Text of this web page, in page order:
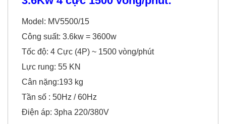
Model: MV5500/15
Công suất: 3.6kw = 3600w
Tốc độ: 4 Cực (4P) ~ 1500 vòng/phút
Lực rung: 55 KN
Cân nặng:193 kg
Tần số : 50Hz / 60Hz
Điện áp: 3pha 220/380V